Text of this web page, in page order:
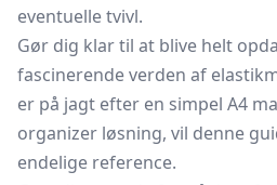
eventuelle tvivl.
Gør dig klar til at blive helt
fascinerende verden af
er på jagt efter en simpel A4
organizer løsning, vil denne
endelige reference.